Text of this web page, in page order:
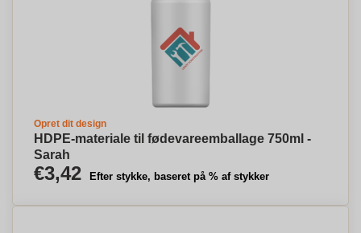
Opret dit design
HDPE-materiale til fødevareemballage 750ml -
Sarah
€3,42 Efter stykke, baseret på % af stykker